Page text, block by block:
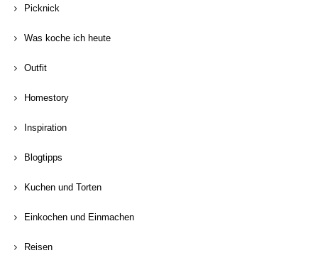
Picknick
Was koche ich heute
Outfit
Homestory
Inspiration
Blogtipps
Kuchen und Torten
Einkochen und Einmachen
Reisen